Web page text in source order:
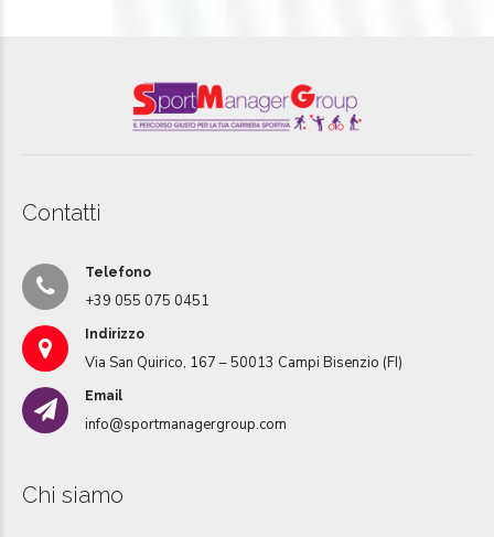
Contatti
Telefono
+39 055 075 0451
Indirizzo
Via San Quirico, 167 – 50013 Campi Bisenzio (FI)
Email
info@sportmanagergroup.com
Chi siamo